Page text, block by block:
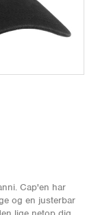
Cap'en har
og en justerbar